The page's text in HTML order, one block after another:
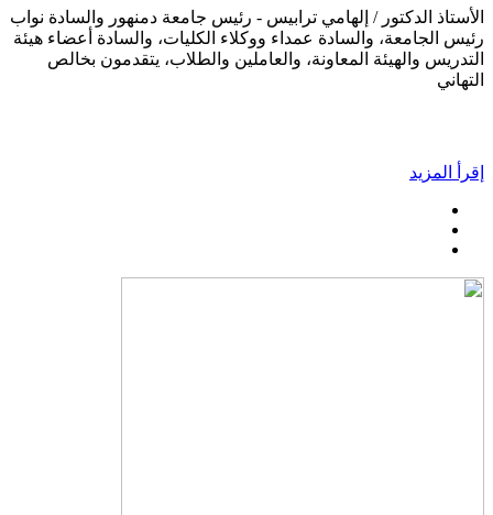
الأستاذ الدكتور / إلهامي ترابيس - رئيس جامعة دمنهور والسادة نواب
رئيس الجامعة، والسادة عمداء ووكلاء الكليات، والسادة أعضاء هيئة
التدريس والهيئة المعاونة، والعاملين والطلاب، يتقدمون بخالص
التهاني
إقرأ المزيد